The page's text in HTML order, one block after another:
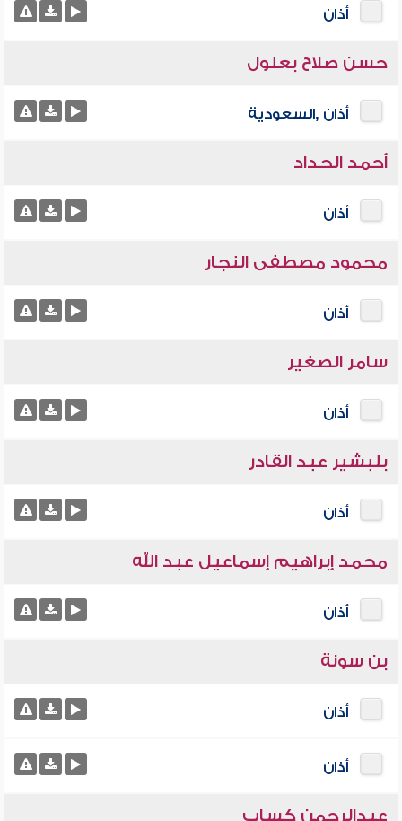
أذان
حسن صلاح بعلول
أذان ,السعودية
أحمد الحداد
أذان
محمود مصطفى النجار
أذان
سامر الصغير
أذان
بلبشير عبد القادر
أذان
محمد إبراهيم إسماعيل عبد الله
أذان
بن سونة
أذان
أذان
عبدالرحمن كساب